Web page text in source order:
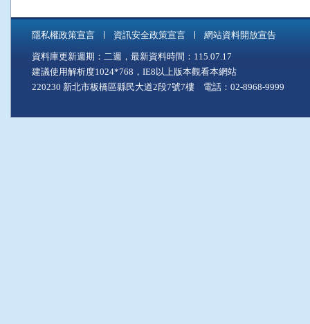
隱私權政策宣言 資訊安全政策宣言 網站資料開放宣告
資料庫更新週期：二週，最新資料時間：115.07.17
建議使用解析度1024*768，IE8以上版本觀看本網站
220230 新北市板橋區縣民大道2段7號7樓 電話：02-8968-9999